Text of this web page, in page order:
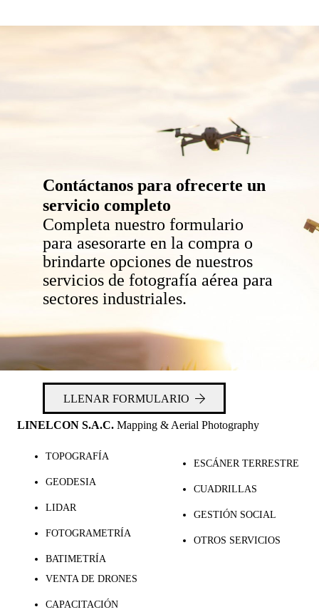
Contáctanos para ofrecerte un
servicio completo
Completa nuestro formulario
para asesorarte en la compra o
brindarte opciones de nuestros
servicios de fotografía aérea para
sectores industriales.
LLENAR FORMULARIO
LINELCON S.A.C. Mapping & Aerial Photography
TOPOGRAFÍA
GEODESIA
LIDAR
FOTOGRAMETRÍA
BATIMETRÍA
ESCÁNER TERRESTRE
CUADRILLAS
GESTIÓN SOCIAL
OTROS SERVICIOS
VENTA DE DRONES
CAPACITACIÓN